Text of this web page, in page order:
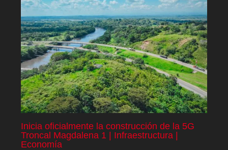
Inicia oficialmente la construcción de la 5G
Troncal Magdalena 1 | Infraestructura |
Economía